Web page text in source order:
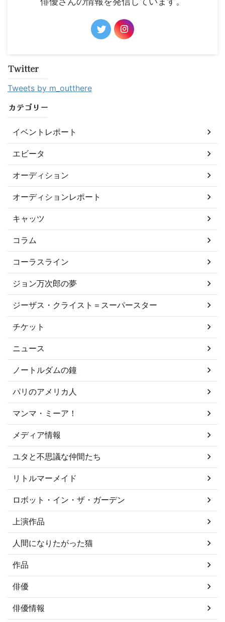
Twitter
Tweets by m_outthere
カテゴリー
イベントレポート
エビータ
オーディション
オーディションレポート
キャッツ
コラム
コーラスライン
ジョン万次郎の夢
ジーザス・クライスト＝スーパースター
チケット
ニュース
ノートルダムの鐘
パリのアメリカ人
マンマ・ミーア！
メディア情報
ユタと不思議な仲間たち
リトルマーメイド
ロボット・イン・ザ・ガーデン
上演作品
人間になりたがった猫
作品
俳優
俳優情報